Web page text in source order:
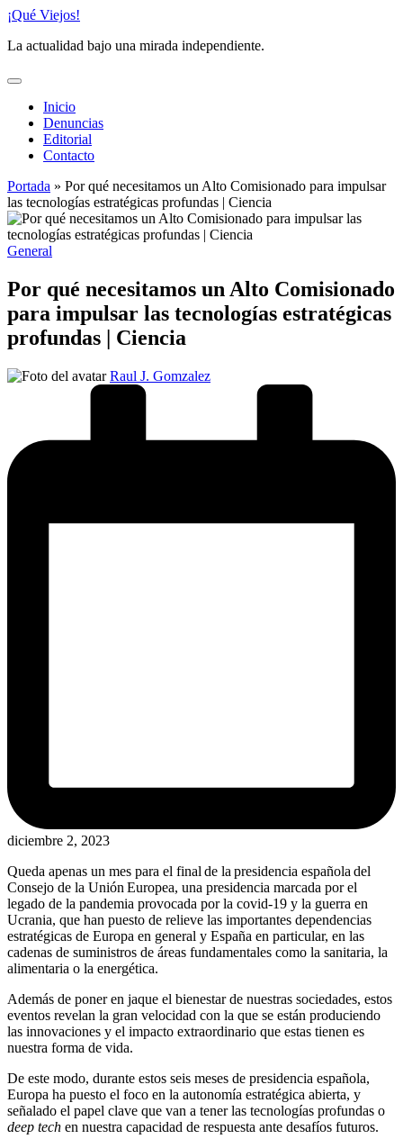
Saltar
contenido
¡Qué Viejos!
La actualidad bajo una mirada independiente.
Inicio
Denuncias
Editorial
Contacto
Portada » Por qué necesitamos un Alto Comisionado para impulsar
las tecnologías estratégicas profundas | Ciencia
Publicado
General
Por qué necesitamos un Alto Comisionado
para impulsar las tecnologías estratégicas
profundas | Ciencia
Publicado
Raul J. Gomzalez
diciembre 2, 2023
Queda apenas un mes para el final de la presidencia española del
Consejo de la Unión Europea, una presidencia marcada por el
legado de la pandemia provocada por la covid-19 y la guerra en
Ucrania, que han puesto de relieve las importantes dependencias
estratégicas de Europa en general y España en particular, en las
cadenas de suministros de áreas fundamentales como la sanitaria, la
alimentaria o la energética.
Además de poner en jaque el bienestar de nuestras sociedades, estos
eventos revelan la gran velocidad con la que se están produciendo
las innovaciones y el impacto extraordinario que estas tienen es
nuestra forma de vida.
De este modo, durante estos seis meses de presidencia española,
Europa ha puesto el foco en la autonomía estratégica abierta, y
señalado el papel clave que van a tener las tecnologías profundas o
deep tech en nuestra capacidad de respuesta ante desafíos futuros.